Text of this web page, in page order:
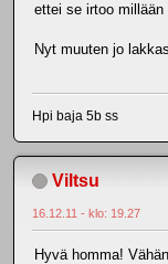
ettei se irtoo millään
Nyt muuten jo
Hpi baja 5b ss
Viltsu
16.12.11 - klo: 19.27
Hyvä homma!